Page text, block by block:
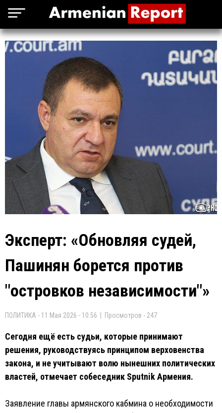
Эксперт: «Обновляя судей,
Пашинян борется против
"островков независимости"»
ПОЛИТИКА - 11 Мая 2026 - 10:56 | Просмотров - 247
Сегодня ещё есть судьи, которые принимают
решения, руководствуясь принципом верховенства
закона, и не учитывают волю нынешних политических
властей, отмечает собеседник Sputnik Армения.
Заявление главы армянского кабмина о необходимости